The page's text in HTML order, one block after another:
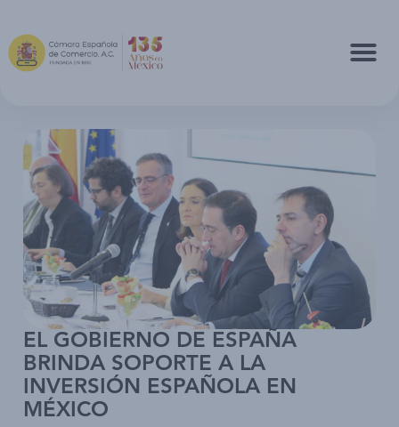
EL GOBIERNO DE ESPAÑA
BRINDA SOPORTE A LA
INVERSIÓN ESPAÑOLA EN
MÉXICO